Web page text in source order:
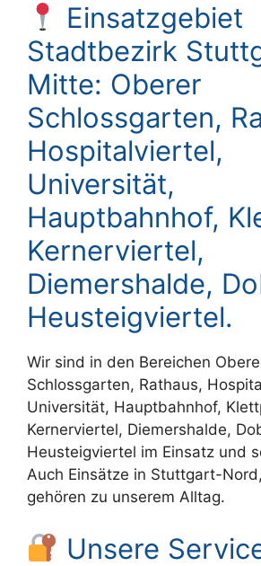
Einsatzgebiet
Stadtbezirk
Mitte: Oberer
Schlossgarten,
Hospitalviertel,
Universität,
Hauptbahnhof,
Kernerviertel,
Diemershalde,
Heusteigviertel.
Wir sind in den Bereichen
Schlossgarten, Rathaus,
Universität, Hauptbahnhof,
Kernerviertel, Diemershalde,
Heusteigviertel im Einsatz und
Auch Einsätze in Stuttgart-
gehören zu unserem Alltag.
Unsere